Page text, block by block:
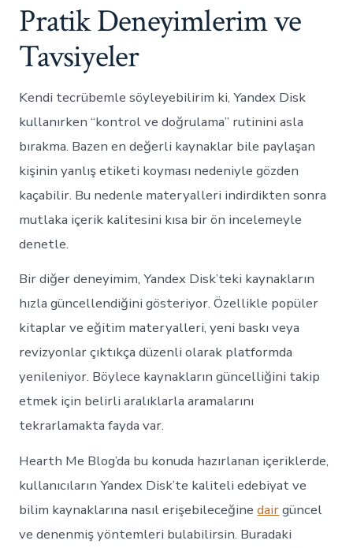
Pratik Deneyimlerim ve
Tavsiyeler
Kendi tecrübemle söyleyebilirim ki, Yandex Disk
kullanırken “kontrol ve doğrulama” rutinini asla
bırakma. Bazen en değerli kaynaklar bile paylaşan
kişinin yanlış etiketi koyması nedeniyle gözden
kaçabilir. Bu nedenle materyalleri indirdikten sonra
mutlaka içerik kalitesini kısa bir ön incelemeyle
denetle.
Bir diğer deneyimim, Yandex Disk’teki kaynakların
hızla güncellendiğini gösteriyor. Özellikle popüler
kitaplar ve eğitim materyalleri, yeni baskı veya
revizyonlar çıktıkça düzenli olarak platformda
yenileniyor. Böylece kaynakların güncelliğini takip
etmek için belirli aralıklarla aramalarını
tekrarlamakta fayda var.
Hearth Me Blog’da bu konuda hazırlanan içeriklerde,
kullanıcıların Yandex Disk’te kaliteli edebiyat ve
bilim kaynaklarına nasıl erişebileceğinedairgüncel
ve denenmiş yöntemleri bulabilirsin. Buradaki